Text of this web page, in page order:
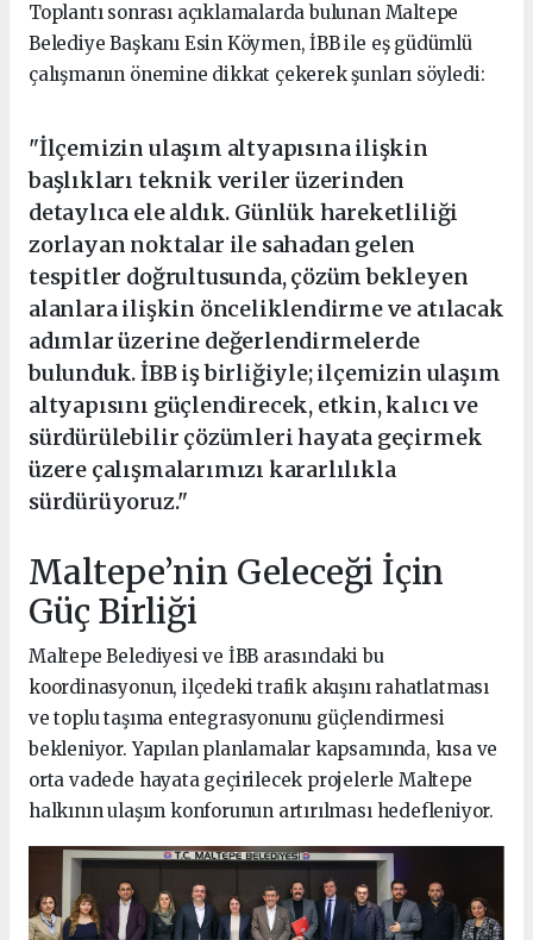
Toplantı sonrası açıklamalarda bulunan Maltepe
Belediye Başkanı Esin Köymen, İBB ile eş güdümlü
çalışmanın önemine dikkat çekerek şunları söyledi:
"İlçemizin ulaşım altyapısına ilişkin
başlıkları teknik veriler üzerinden
detaylıca ele aldık. Günlük hareketliliği
zorlayan noktalar ile sahadan gelen
tespitler doğrultusunda, çözüm bekleyen
alanlara ilişkin önceliklendirme ve atılacak
adımlar üzerine değerlendirmelerde
bulunduk. İBB iş birliğiyle; ilçemizin ulaşım
altyapısını güçlendirecek, etkin, kalıcı ve
sürdürülebilir çözümleri hayata geçirmek
üzere çalışmalarımızı kararlılıkla
sürdürüyoruz."
Maltepe’nin Geleceği İçin
Güç Birliği
Maltepe Belediyesi ve İBB arasındaki bu
koordinasyonun, ilçedeki trafik akışını rahatlatması
ve toplu taşıma entegrasyonunu güçlendirmesi
bekleniyor. Yapılan planlamalar kapsamında, kısa ve
orta vadede hayata geçirilecek projelerle Maltepe
halkının ulaşım konforunun artırılması hedefleniyor.